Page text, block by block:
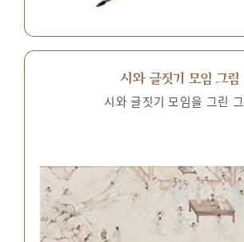
시와 글짓기 모임 그림
시와 글짓기 모임을 그린